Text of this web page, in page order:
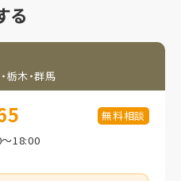
る
栃木・群馬
無料相談
18:00